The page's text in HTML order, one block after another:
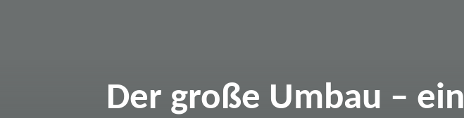
Der große Umbau – ein